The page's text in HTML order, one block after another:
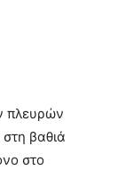
πλευρών
βαθιά
στο